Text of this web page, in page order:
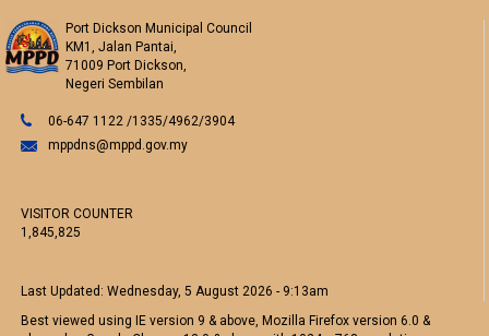
Port Dickson Municipal Council
KM1, Jalan Pantai,
71009 Port Dickson,
Negeri Sembilan
06-647 1122 /1335/4962/3904
mppdns@mppd.gov.my
VISITOR COUNTER
1,845,825
Last Updated:Wednesday, 5 August 2026 - 9:13am
Best viewed using IE version 9 & above, Mozilla Firefox version 6.0 &